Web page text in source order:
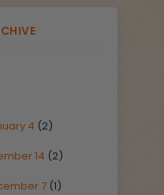
4 (2)
14 (2)
7 (1)